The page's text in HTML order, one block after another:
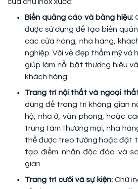
của chữ inox xước:
Biển quảng cáo và bảng hiệu:
được sử dụng để tạo biển
các cửa hàng, nhà hàng,
nghiệp. Với vẻ đẹp thẩm mỹ và
giúp làm nổi bật thương hiệu
khách hàng.
Trang trí nội thất và ngoại
dùng để trang trí không gian
hộ, nhà ở, văn phòng, hoặc
trung tâm thương mại, nhà
thể được treo tường hoặc đặt
tạo điểm nhấn độc đáo và
gian.
Trang trí cưới và sự kiện:Chữ